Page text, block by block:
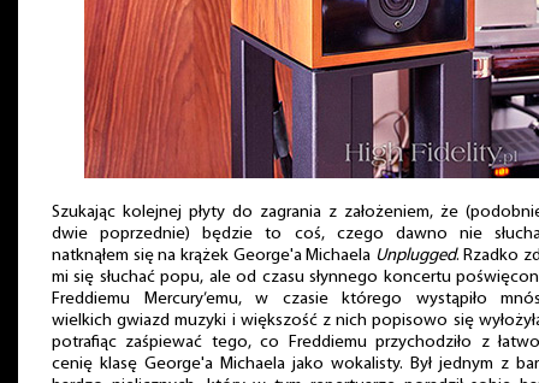
Szukając kolejnej płyty do zagrania z założeniem, że
dwie poprzednie) będzie to coś, czego dawno nie
natknąłem się na krążek George'a Michaela Unplugged. Rzadko
mi się słuchać popu, ale od czasu słynnego koncertu
Freddiemu Mercury’emu, w czasie którego wystąpiło
wielkich gwiazd muzyki i większość z nich popisowo się
potrafiąc zaśpiewać tego, co Freddiemu przychodziło z
cenię klasę George'a Michaela jako wokalisty. Był jednym z